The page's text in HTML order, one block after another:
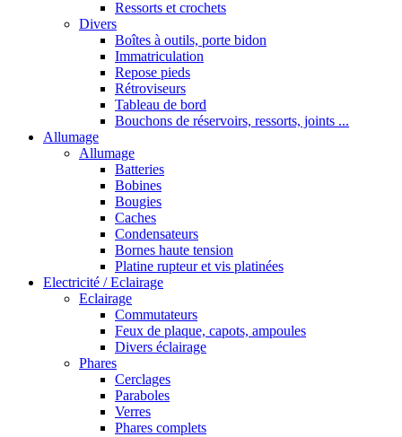
Ressorts et crochets
Divers
Boîtes à outils, porte bidon
Immatriculation
Repose pieds
Rétroviseurs
Tableau de bord
Bouchons de réservoirs, ressorts, joints ...
Allumage
Allumage
Batteries
Bobines
Bougies
Caches
Condensateurs
Bornes haute tension
Platine rupteur et vis platinées
Electricité / Eclairage
Eclairage
Commutateurs
Feux de plaque, capots, ampoules
Divers éclairage
Phares
Cerclages
Paraboles
Verres
Phares complets